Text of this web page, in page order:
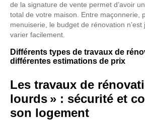
de la signature de vente permet d’avoir
total de votre maison. Entre maçonnerie,
menuiserie, le budget de rénovation
varier facilement.
Différents types de travaux de
différentes estimations de prix
Les travaux de
lourds » : sécurité et
son logement